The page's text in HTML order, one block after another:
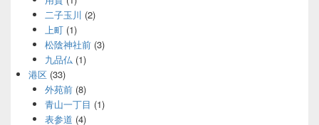
二子玉川 (2)
上町(1)
松陰神社前(3)
九品仏(1)
港区 (33)
外苑前(8)
青山一丁目 (1)
表参道 (4)